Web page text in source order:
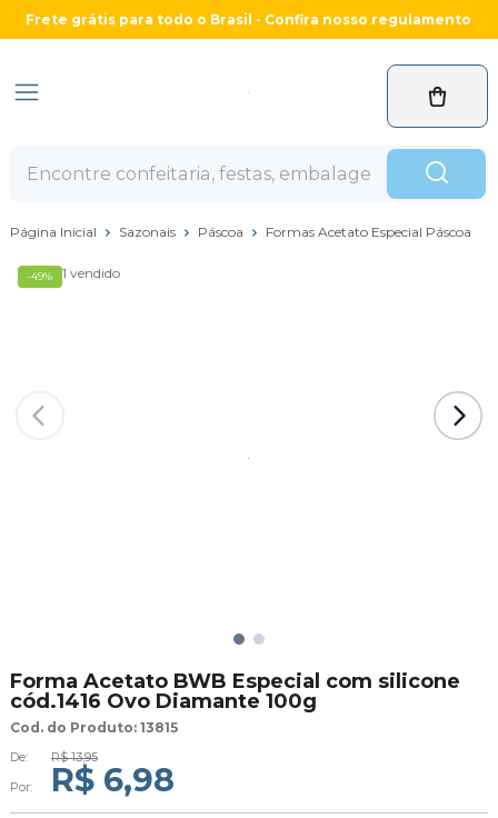
Frete grátis para todo o Brasil - Confira nosso regulamento
Página Inicial Sazonais Páscoa Formas Acetato Especial Páscoa
-49% 1 vendido
Forma Acetato BWB Especial com silicone
cód.1416 Ovo Diamante 100g
Cod. do Produto: 13815
De: R$ 13,95
Por: R$ 6,98